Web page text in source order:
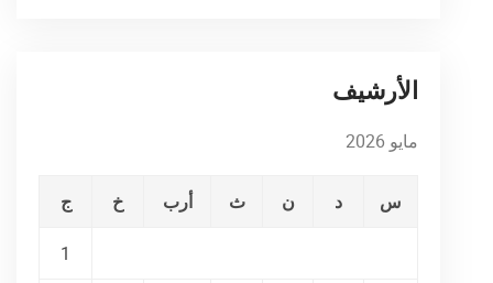
الأرشيف
مايو 2026
س د ن ث أرب خ ج
1